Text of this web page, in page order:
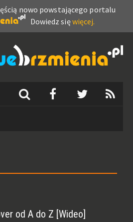
nowo powstającego portalu
Dowiedz sięwięcej.
od A do Z [Wideo]